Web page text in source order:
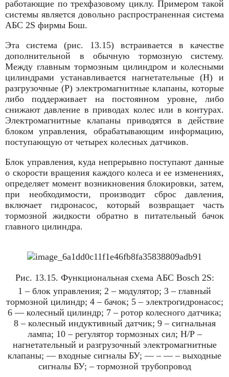
работающие по трехфазовому цик­лу. Примером такой
системы является довольно распространенная система
АБС 2S фирмы Бош.
Эта система (рис. 13.15) встраивается в качестве
дополнительной в обычную тормозную систему.
Между главным тормозным цилиндром и колесными
цилиндрами устанавливается нагнетательные (Н) и
разгрузочные (Р) электро­магнитные клапаны, которые
либо поддерживает на постоянном уровне, либо
снижают давление в приводах колес или в контурах.
Электромагнитные клапаны приводятся в действие
блоком управления, обрабатывающим информацию,
поступающую от четырех колесных датчиков.
Блок управления, куда непрерывно поступают данные
о скорости вращения каждого колеса и ее изменениях,
определяет момент возникно­вения блокировки, затем,
при необходимости, производит сброс давления,
включает гидронасос, который возвращает часть
тормозной жидкости обратно в питательный бачок
главного цилиндра.
Рис. 13.15. Функциональная схема АБС Bosch 2S:
1 – блок управления; 2 – модулятор; 3 – главный
тормозной цилиндр; 4 – бачок; 5 – электрогидронасос;
6 — колесный цилиндр; 7 – ротор колесного датчика;
8 – колесный индуктивный датчик; 9 – сигнальная
лампа; 10 – регулятор тормозных сил; Н/Р –
нагнетательный и разгрузочный электромагнитные
клапаны; — входные сигналы БУ; — ­–­ — – выходные
сигналы БУ; – тормозной трубопровод